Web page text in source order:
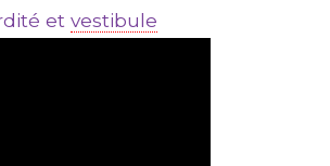
et vestibule